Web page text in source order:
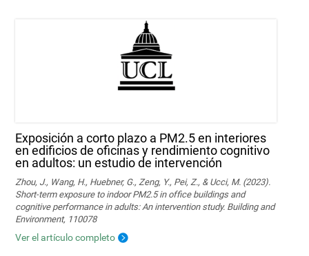
Exposición a corto plazo a PM2.5 en interiores
en edificios de oficinas y rendimiento cognitivo
en adultos: un estudio de intervención
Zhou, J., Wang, H., Huebner, G., Zeng, Y., Pei, Z., & Ucci, M. (2023).
Short-term exposure to indoor PM2.5 in office buildings and
cognitive performance in adults: An intervention study. Building and
Environment, 110078
Ver el artículo completo